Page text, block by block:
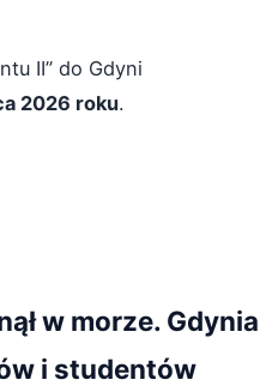
II” do Gdyni
2026 roku.
w morze. Gdynia
i studentów